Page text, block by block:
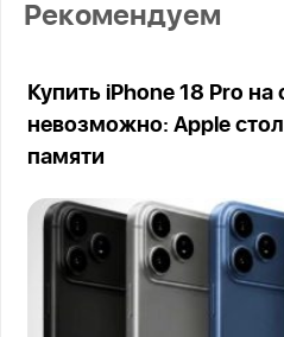
Рекомендуем
Купить iPhone 18 Pro на
невозможно: Apple
памяти